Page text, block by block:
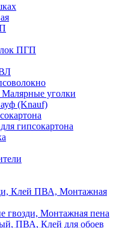
ПГП
уголки
(Knauf)
гипсокартона
Клей ПВА, Монтажная
гвозди, Монтажная пена
ПВА, Клей для обоев